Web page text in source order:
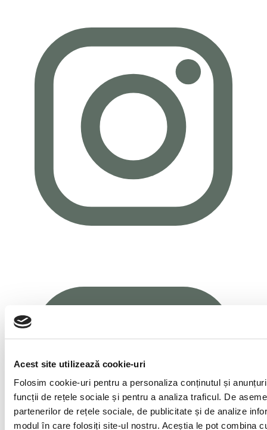
Acest site utilizează cookie-uri
Folosim cookie-uri pentru a personaliza conținutul și
funcții de rețele sociale și pentru a analiza traficul. De
partenerilor de rețele sociale, de publicitate și de analize
modul în care folosiți site-ul nostru. Aceștia le pot combina